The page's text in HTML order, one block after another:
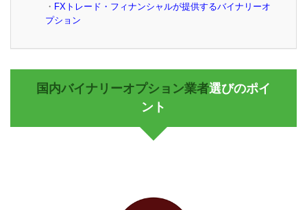
FXトレード・フィナンシャルが提供するバイナリーオ
プション
国内バイナリーオプション業者選びのポイ
ント